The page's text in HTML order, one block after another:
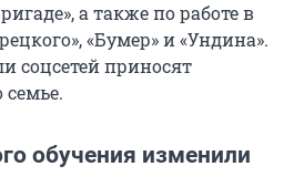
а также по работе в
«Бумер» и «Ундина».
соцсетей приносят
семье.
обучения изменили